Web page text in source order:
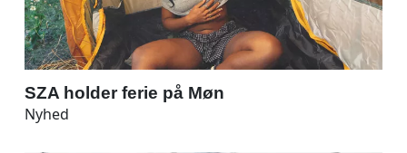
SZA holder ferie på Møn
Nyhed